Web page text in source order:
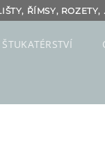
ŘÍMSY, ROZETY,